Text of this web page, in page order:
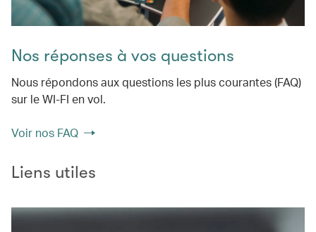
Nos réponses à vos questions
Nous répondons aux questions les plus courantes (FAQ)
sur le WI-FI en vol.
Voir nos FAQ
Liens utiles